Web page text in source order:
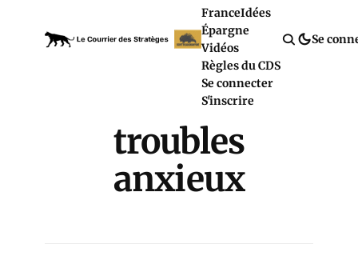
FranceIdées
Épargne
Vidéos
Règles du CDS
Se connecter
S'inscrire
Se
troubles
anxieux